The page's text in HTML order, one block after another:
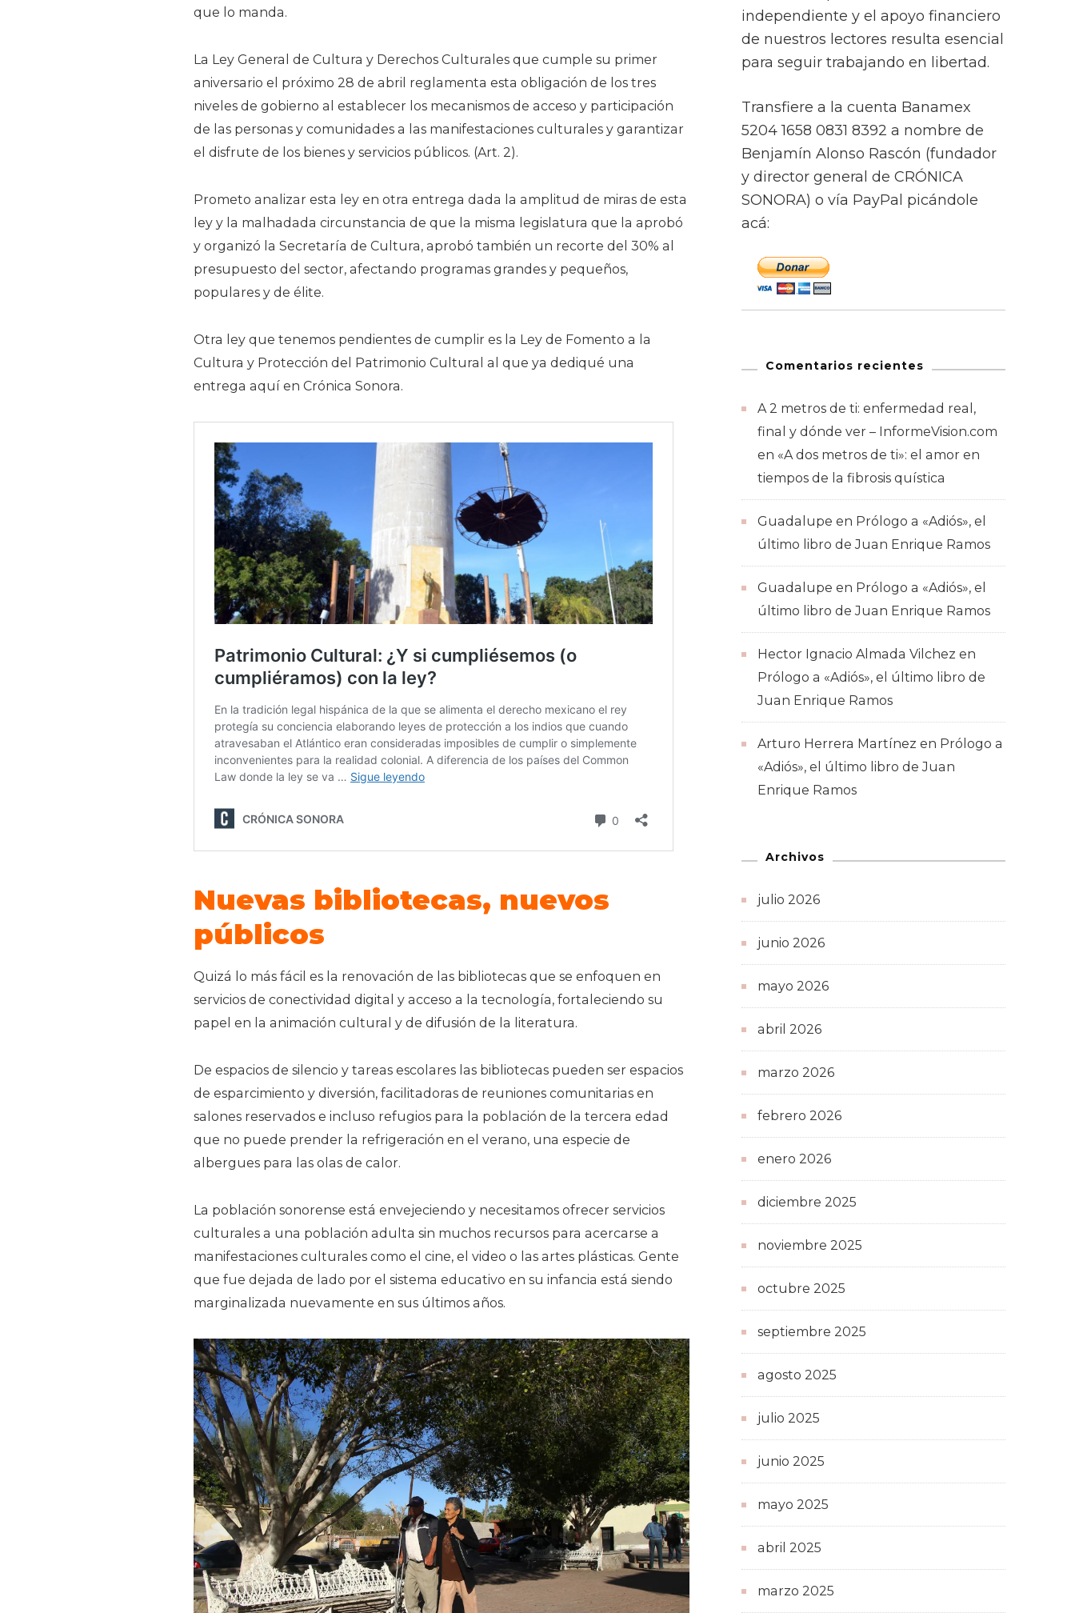
que lo manda.
La Ley General de Cultura y Derechos Culturales que cumple su primer
aniversario el próximo 28 de abril reglamenta esta obligación de los tres
niveles de gobierno al establecer los mecanismos de acceso y participación
de las personas y comunidades a las manifestaciones culturales y garantizar
el disfrute de los bienes y servicios públicos. (Art. 2).
Prometo analizar esta ley en otra entrega dada la amplitud de miras de esta
ley y la malhadada circunstancia de que la misma legislatura que la aprobó
y organizó la Secretaría de Cultura, aprobó también un recorte del 30% al
presupuesto del sector, afectando programas grandes y pequeños,
populares y de élite.
Otra ley que tenemos pendientes de cumplir es la Ley de Fomento a la
Cultura y Protección del Patrimonio Cultural al que ya dediqué una
entrega aquí en Crónica Sonora.
Nuevas bibliotecas, nuevos
públicos
Quizá lo más fácil es la renovación de las bibliotecas que se enfoquen en
servicios de conectividad digital y acceso a la tecnología, fortaleciendo su
papel en la animación cultural y de difusión de la literatura.
De espacios de silencio y tareas escolares las bibliotecas pueden ser espacios
de esparcimiento y diversión, facilitadoras de reuniones comunitarias en
salones reservados e incluso refugios para la población de la tercera edad
que no puede prender la refrigeración en el verano, una especie de
albergues para las olas de calor.
La población sonorense está envejeciendo y necesitamos ofrecer servicios
culturales a una población adulta sin muchos recursos para acercarse a
manifestaciones culturales como el cine, el video o las artes plásticas. Gente
que fue dejada de lado por el sistema educativo en su infancia está siendo
marginalizada nuevamente en sus últimos años.
independiente y el apoyo financiero
de nuestros lectores resulta esencial
para seguir trabajando en libertad.
Transfiere a la cuenta Banamex
5204 1658 0831 8392 a nombre de
Benjamín Alonso Rascón (fundador
y director general de CRÓNICA
SONORA) o vía PayPal picándole
acá:
Comentarios recientes
A 2 metros de ti: enfermedad real,
final y dónde ver – InformeVision.com
en «A dos metros de ti»: el amor en
tiempos de la fibrosis quística
Guadalupe en Prólogo a «Adiós», el
último libro de Juan Enrique Ramos
Guadalupe en Prólogo a «Adiós», el
último libro de Juan Enrique Ramos
Hector Ignacio Almada Vilchez en
Prólogo a «Adiós», el último libro de
Juan Enrique Ramos
Arturo Herrera Martínez en Prólogo a
«Adiós», el último libro de Juan
Enrique Ramos
Archivos
julio 2026
junio 2026
mayo 2026
abril 2026
marzo 2026
febrero 2026
enero 2026
diciembre 2025
noviembre 2025
octubre 2025
septiembre 2025
agosto 2025
julio 2025
junio 2025
mayo 2025
abril 2025
marzo 2025